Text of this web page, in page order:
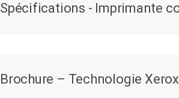
Spécifications - Imprimante
Brochure – Technologie